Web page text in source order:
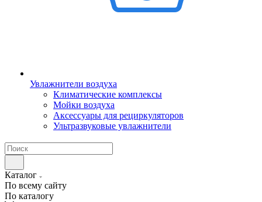
Увлажнители воздуха
Климатические комплексы
Мойки воздуха
Аксессуары для рециркуляторов
Ультразвуковые увлажнители
Каталог
По всему сайту
По каталогу